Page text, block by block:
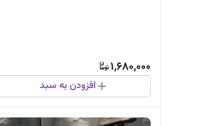
1,680,000
افزودن به سبد